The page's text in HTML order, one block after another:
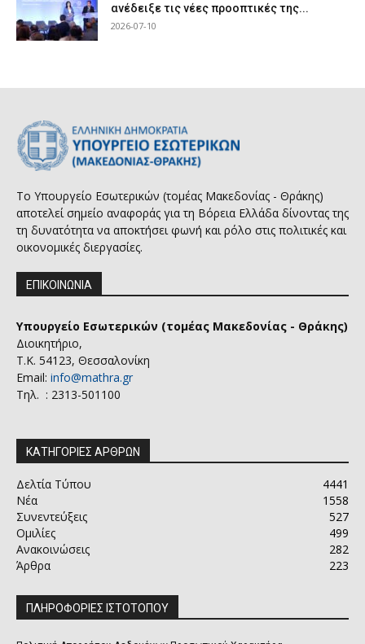
ανέδειξε τις νέες προοπτικές της...
2026-07-10
Το Υπουργείο Εσωτερικών (τομέας Μακεδονίας - Θράκης)
αποτελεί σημείο αναφοράς για τη Βόρεια Ελλάδα δίνοντας της
τη δυνατότητα να αποκτήσει φωνή και ρόλο στις πολιτικές και
οικονομικές διεργασίες.
ΕΠΙΚΟΙΝΩΝΙΑ
Υπουργείο Εσωτερικών (τομέας Μακεδονίας - Θράκης)
Διοικητήριο,
Τ.Κ. 54123, Θεσσαλονίκη
Email: info@mathra.gr
Τηλ. : 2313-501100
ΚΑΤΗΓΟΡΙΕΣ ΑΡΘΡΩΝ
Δελτία Τύπου
4441
Νέα
1558
Συνεντεύξεις
527
Ομιλίες
499
Ανακοινώσεις
282
Άρθρα
223
ΠΛΗΡΟΦΟΡΙΕΣ ΙΣΤΟΤΟΠΟΥ